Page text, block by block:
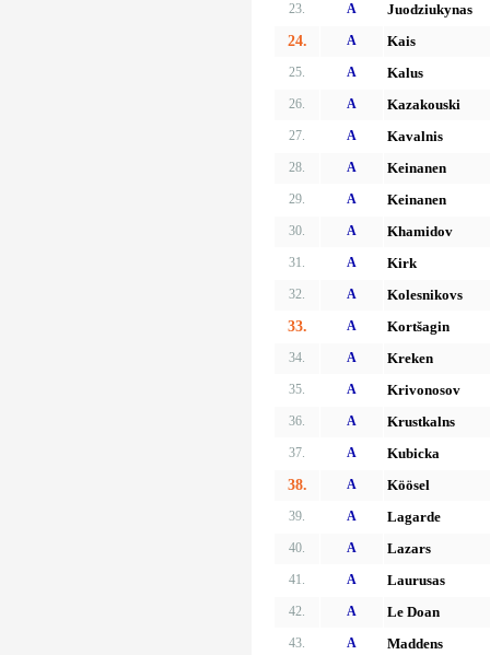
23. A
Juodziukynas
24.
A Kais
25. A Kalus
26. A Kazakouski
27. A Kavalnis
28. A Keinanen
29. A Keinanen
30. A Khamidov
31. A Kirk
32. A
Kolesnikovs
33.
A Kortšagin
34. A Kreken
35. A Krivonosov
36. A Krustkalns
37. A
Kubicka
38.
A Köösel
39. A Lagarde
40. A Lazars
41. A Laurusas
42. A Le Doan
43. A Maddens